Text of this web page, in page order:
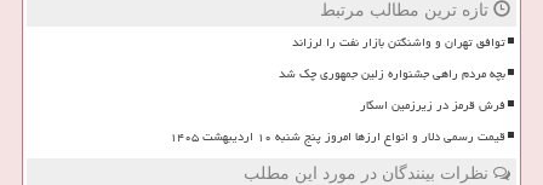
تازه ترین مطالب مرتبط
توافق تهران و واشنگتن بازار نفت را لرزاند
بچه مردم راهی جشنواره زلین جمهوری چک شد
فرش قرمز در زیرزمین اسکار
قیمت رسمی دلار و انواع ارزها امروز پنج شنبه ۱۰ اردیبهشت ۱۴۰۵
نظرات بینندگان در مورد این مطلب